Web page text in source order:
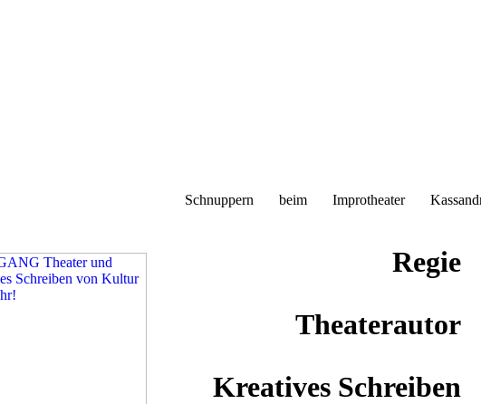
Schnuppern beim Improtheater Kassandra!
Regie
Theaterautor
Kreatives Schreiben